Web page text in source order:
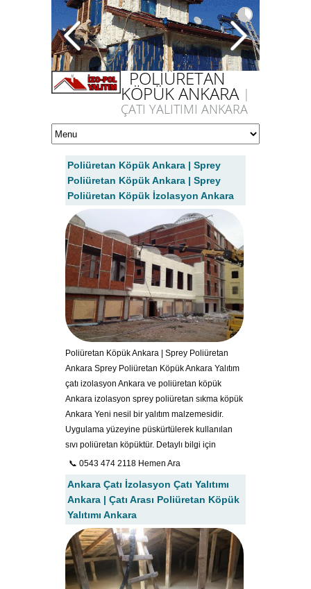
POLİÜRETAN
KÖPÜK ANKARA |
ÇATI YALITIMI ANKARA
Poliüretan Köpük Ankara | Sprey
Poliüretan Köpük Ankara | Sprey
Poliüretan Köpük İzolasyon Ankara
Poliüretan Köpük Ankara | Sprey Poliüretan
Ankara Sprey Poliüretan Köpük Ankara Yalıtım
çatı izolasyon Ankara ve poliüretan köpük
Ankara izolasyon sprey poliüretan sıkma köpük
Ankara Yeni nesil bir yalıtım malzemesidir.
Uygulama yüzeyine püskürtülerek kullanılan
sıvı poliüretan köpüktür. Detaylı bilgi için
📞 0543 474 2118 Hemen Ara
Ankara Çatı İzolasyon Çatı Yalıtımı
Ankara | Çatı Arası Poliüretan Köpük
Yalıtımı Ankara